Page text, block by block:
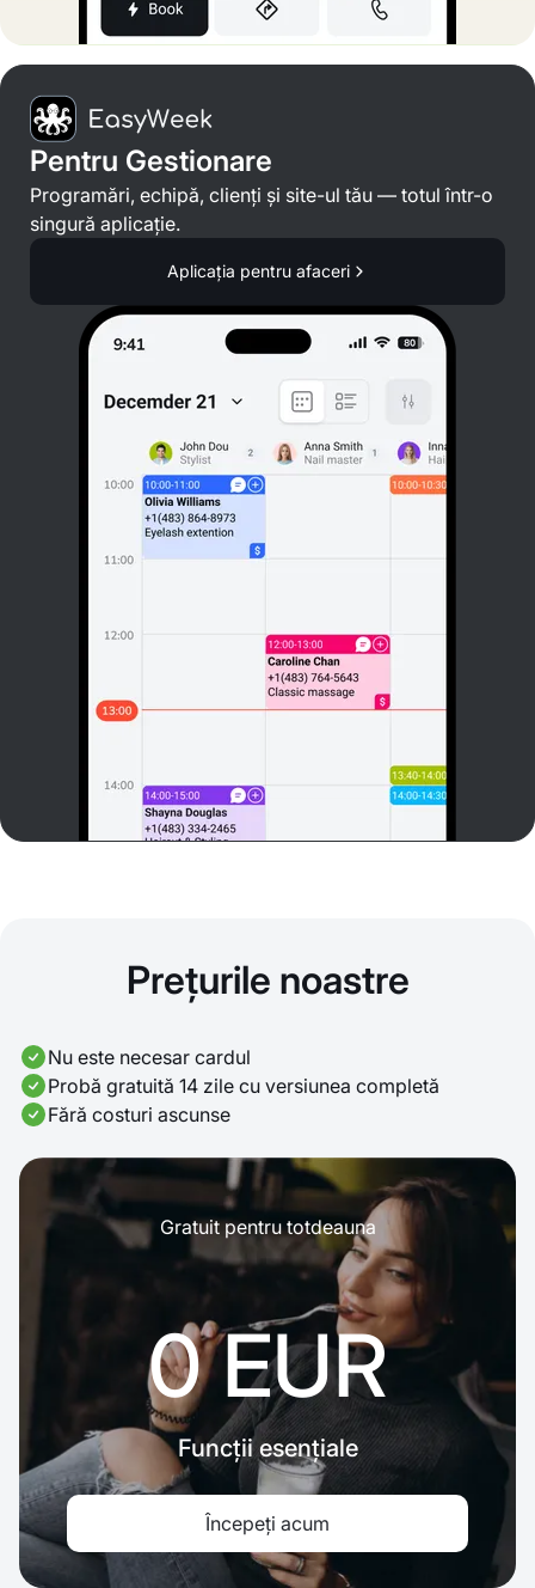
Pentru Gestionare
Programări, echipă, clienți și site-ul tău — totul într-o
singură aplicație.
Aplicația pentru afaceri
Prețurile noastre
Nu este necesar cardul
Probă gratuită 14 zile cu versiunea completă
Fără costuri ascunse
Gratuit pentru totdeauna
0 EUR
Funcții esențiale
Începeți acum